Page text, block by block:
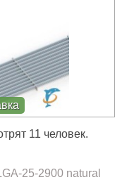
11 человек.
25-2900 natural